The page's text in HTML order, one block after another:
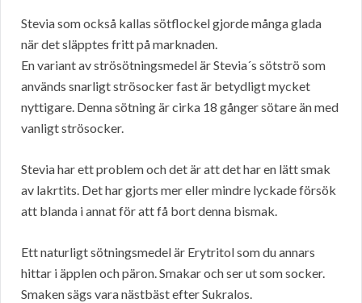
Stevia som också kallas sötflockel gjorde många glada
när det släpptes fritt på marknaden.
En variant av strösötningsmedel är Stevia´s sötströ som
används snarligt strösocker fast är betydligt mycket
nyttigare. Denna sötning är cirka 18 gånger sötare än med
vanligt strösocker.
Stevia har ett problem och det är att det har en lätt smak
av lakrtits. Det har gjorts mer eller mindre lyckade försök
att blanda i annat för att få bort denna bismak.
Ett naturligt sötningsmedel är Erytritol som du annars
hittar i äpplen och päron. Smakar och ser ut som socker.
Smaken sägs vara nästbäst efter Sukralos.